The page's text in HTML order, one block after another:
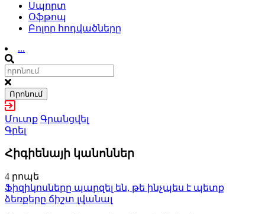
Սպորտ
Օֆթոպ
Բոլոր հոդվածները
...
Որոնում
Մուտք Գրանցվել
Գրել
Հիգիենայի կանոններ
4 րոպե
Ֆիզիկոսները պարզել են, թե ինչպես է պետք
ձեռքերը ճիշտ լվանալ